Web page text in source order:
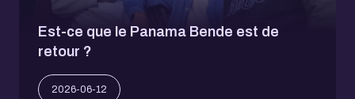
Est-ce que le Panama Bende est de
retour ?
2026-06-12